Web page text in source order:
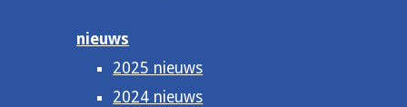
nieuws
2025 nieuws
2024 nieuws